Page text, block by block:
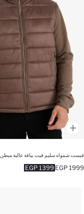
فيست شمواه سليم فيت بياقة عالية مبطن
1399 EGP 1999 EGP